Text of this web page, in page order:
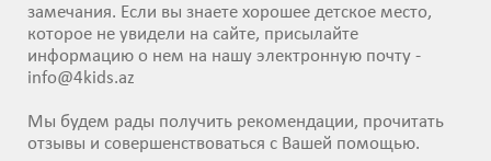
замечания. Если вы знаете хорошее детское место,
которое не увидели на сайте, присылайте
информацию о нем на нашу электронную почту -
info@4kids.az
Мы будем рады получить рекомендации, прочитать
отзывы и совершенствоваться с Вашей помощью.